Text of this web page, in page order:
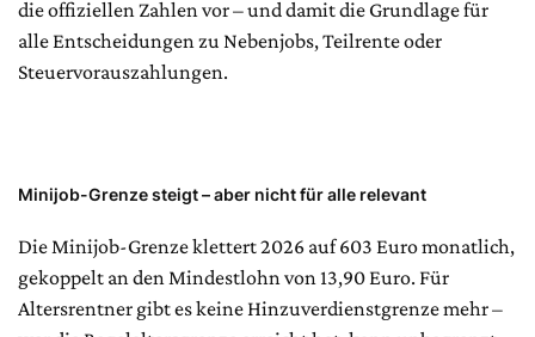
die offiziellen Zahlen vor – und damit die Grundlage für
alle Entscheidungen zu Nebenjobs, Teilrente oder
Steuervorauszahlungen.
Minijob-Grenze steigt – aber nicht für alle relevant
Die Minijob-Grenze klettert 2026 auf 603 Euro monatlich,
gekoppelt an den Mindestlohn von 13,90 Euro. Für
Altersrentner gibt es keine Hinzuverdienstgrenze mehr –